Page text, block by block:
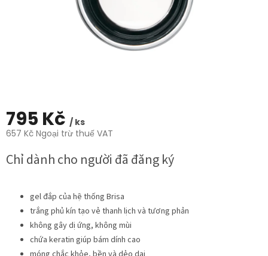
795 Kč / ks
657 Kč Ngoại trừ thuế VAT
đo
Chỉ dành cho người đã đăng ký
gel đắp của hệ thống Brisa
trắng phủ kín tạo vẻ thanh lịch và tương phản
không gây dị ứng, không mùi
chứa keratin giúp bám dính cao